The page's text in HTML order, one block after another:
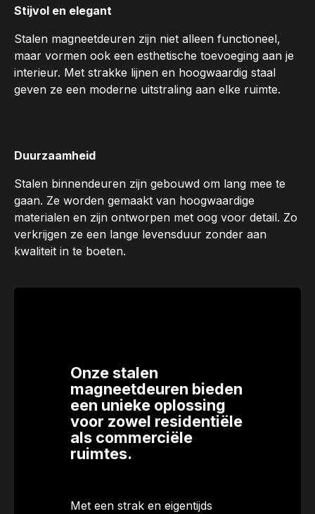
Stijvol en elegant
Stalen magneetdeuren zijn niet alleen functioneel,
maar vormen ook een esthetische toevoeging aan je
interieur. Met strakke lijnen en hoogwaardig staal
geven ze een moderne uitstraling aan elke ruimte.
Duurzaamheid
Stalen binnendeuren zijn gebouwd om lang mee te
gaan. Ze worden gemaakt van hoogwaardige
materialen en zijn ontworpen met oog voor detail. Zo
verkrijgen ze een lange levensduur zonder aan
kwaliteit in te boeten.
Onze stalen
magneetdeuren bieden
een unieke oplossing
voor zowel residentiële
als commerciële
ruimtes.
Met een strak en eigentijds